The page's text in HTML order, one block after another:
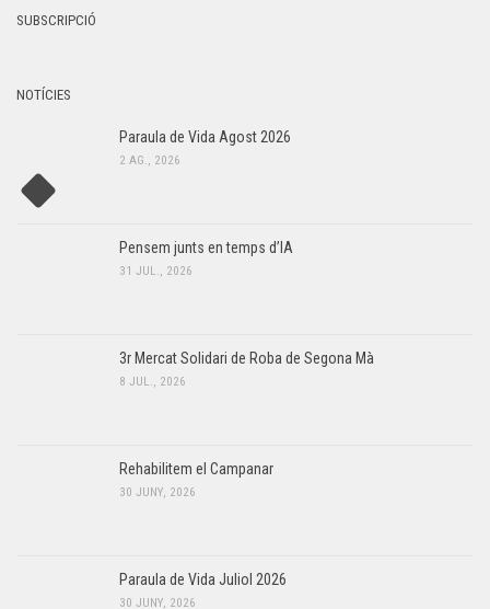
SUBSCRIPCIÓ
NOTÍCIES
Paraula de Vida Agost 2026
2 AG., 2026
Pensem junts en temps d’IA
31 JUL., 2026
3r Mercat Solidari de Roba de Segona Mà
8 JUL., 2026
Rehabilitem el Campanar
30 JUNY, 2026
Paraula de Vida Juliol 2026
30 JUNY, 2026